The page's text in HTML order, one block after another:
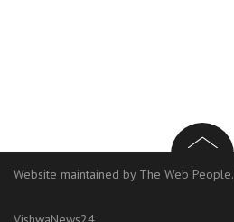
Website maintained by The Web People.